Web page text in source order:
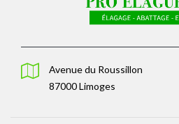
Avenue du Roussillon
87000 Limoges